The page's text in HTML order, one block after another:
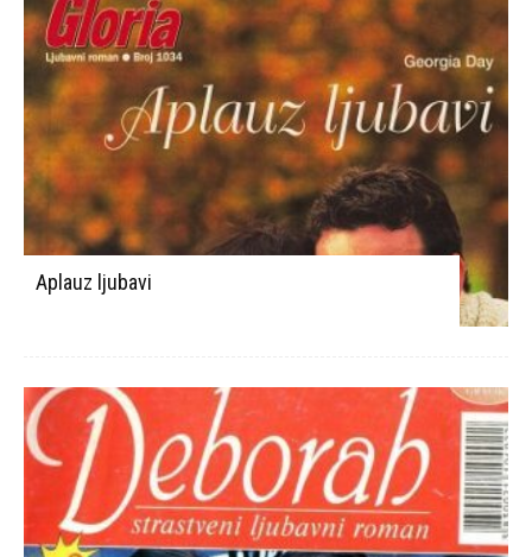
Aplauz ljubavi